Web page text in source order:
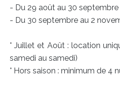
- Du 29 août au 30
- Du 30 septembre au 2
° Juillet et Août : location
samedi au samedi)
° Hors saison : minimum de 4